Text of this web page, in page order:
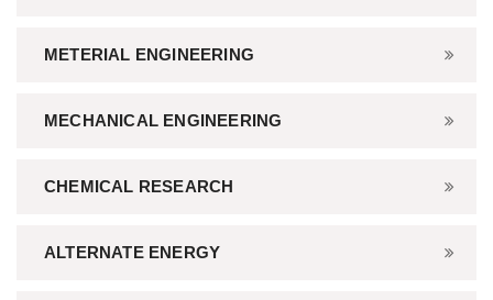
METERIAL ENGINEERING
MECHANICAL ENGINEERING
CHEMICAL RESEARCH
ALTERNATE ENERGY